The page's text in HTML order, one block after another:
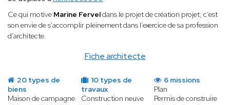
Fiche architecte
Ce qui motive Marine Ferveldans le projet de création projet, c’est
son envie de s'accomplir pleinement dans l’exercice de sa profession
d’architecte.
20 types de
biens
Maison de campagne
10 types de
travaux
Construction neuve
6 missions
Plan
Permis de construire